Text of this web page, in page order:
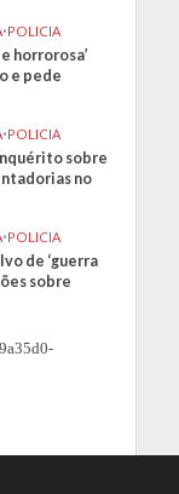
•POLICIA
horrorosa’
e pede
•POLICIA
sobre
no
•POLICIA
de ‘guerra
sobre